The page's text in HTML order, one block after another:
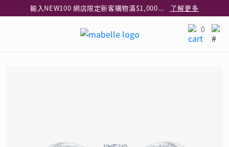
輸入NEW100 網店限定新客購物滿$1,000減$100
了解更多
指定純銀動物耳環2件享7折
0